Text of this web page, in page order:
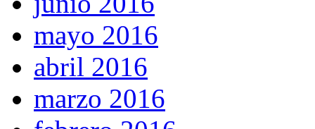
mayo 2016
abril 2016
marzo 2016